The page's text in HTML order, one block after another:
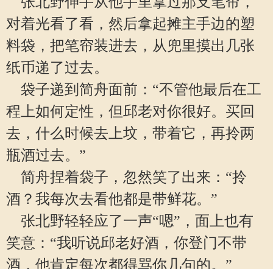
对着光看了看，然后拿起摊主手边的塑
料袋，把笔帘装进去，从兜里摸出几张
纸币递了过去。
袋子递到简舟面前：“不管他最后在工
程上如何定性，但邱老对你很好。买回
去，什么时候去上坟，带着它，再拎两
瓶酒过去。”
简舟捏着袋子，忽然笑了出来：“拎
酒？我每次去看他都是带鲜花。”
张北野轻轻应了一声“嗯”，面上也有
笑意：“我听说邱老好酒，你登门不带
酒，他肯定每次都得骂你几句的。”